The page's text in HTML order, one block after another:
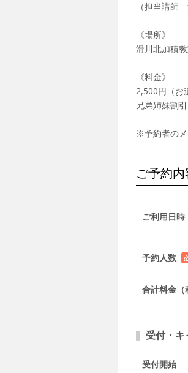
（担当講師
《場所》
滑川北加積
《料金》
2,500円（お
兄弟姉妹割
※予約者のメ
ご予約内
ご利用日時
予約人数
合計料金（
受付・
受付開始